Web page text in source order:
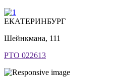
ЕКАТЕРИНБУРГ
Шейнкмана, 111
РТО 022613